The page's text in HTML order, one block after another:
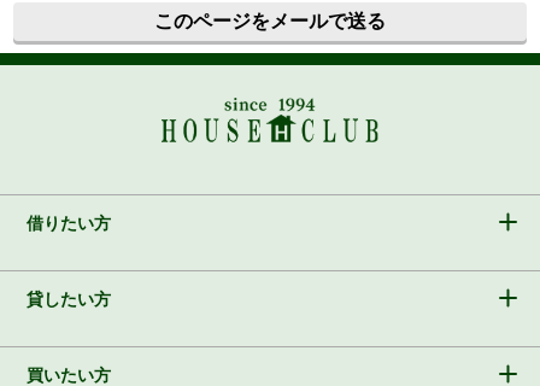
このページをメールで送る
借りたい方
貸したい方
買いたい方